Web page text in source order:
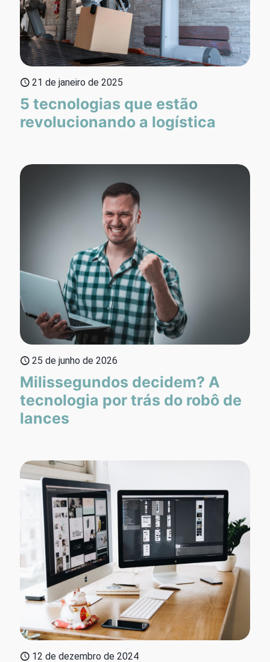
21 de janeiro de 2025
5 tecnologias que estão
revolucionando a logística
25 de junho de 2026
Milissegundos decidem? A
tecnologia por trás do robô de
lances
12 de dezembro de 2024